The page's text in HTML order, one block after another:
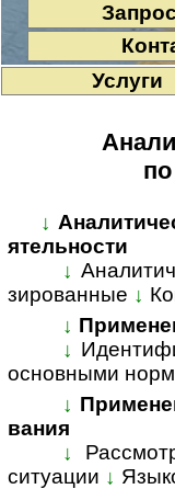
Услуги
↓
я­тель­ности
↓
зи­ро­ван­ные ↓
↓
↓
ос­нов­ны­ми
↓
ва­ния
↓
ситуации ↓